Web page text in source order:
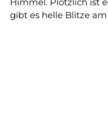
gibt es helle Blitze